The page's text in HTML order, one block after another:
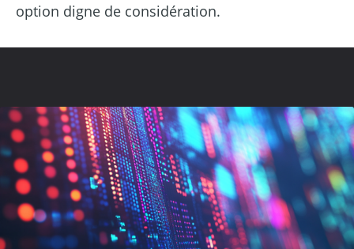
option digne de considération.